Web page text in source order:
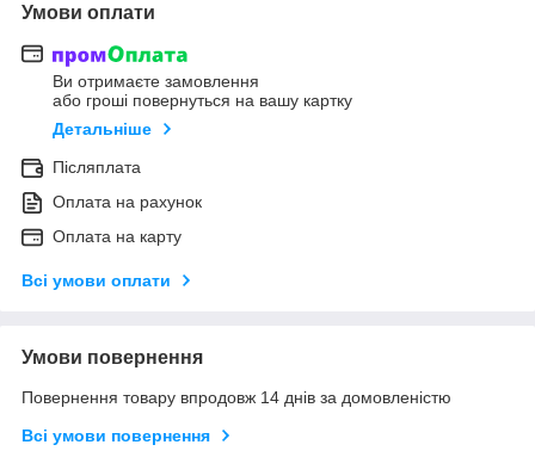
Умови оплати
Ви отримаєте замовлення
або гроші повернуться на вашу картку
Детальніше
Післяплата
Оплата на рахунок
Оплата на карту
Всі умови оплати
Умови повернення
Повернення товару впродовж 14 днів за домовленістю
Всі умови повернення